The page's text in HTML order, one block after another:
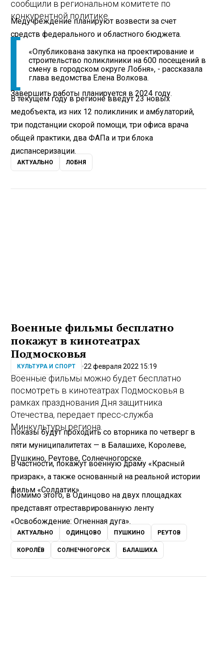
сообщили в региональном комитете по
конкурентной политике.
Медучреждение планируют возвести за счет
средств федерального и областного бюджета.
«Опубликована закупка на проектирование и
строительство поликлиники на 600 посещений в
смену в городском округе Лобня», - рассказала
глава ведомства Елена Волкова.
Завершить работы планируется в 2024 году.
В текущем году в регионе введут 23 новых
медобъекта, из них 12 поликлиник и амбулаторий,
три подстанции скорой помощи, три офиса врача
общей практики, два ФАПа и три блока
диспансеризации.
АКТУАЛЬНО ЛОБНЯ
Военные фильмы бесплатно
покажут в кинотеатрах
Подмосковья
КУЛЬТУРА И СПОРТ 22 февраля 2022 15:19
Военные фильмы можно будет бесплатно
посмотреть в кинотеатрах Подмосковья в
рамках празднования Дня защитника
Отечества, передает пресс-служба
Минкультуры региона.
Показы будут проходить со вторника по четверг в
пяти муниципалитетах — в Балашихе, Королеве,
Пушкино, Реутове, Солнечногорске.
В частности, покажут военную драму «Красный
призрак», а также основанный на реальной истории
фильм «Солдатик».
Помимо этого, в Одинцово на двух площадках
представят отреставрированную ленту
«Освобождение: Огненная дуга».
АКТУАЛЬНО ОДИНЦОВО ПУШКИНО РЕУТОВ
КОРОЛЁВ СОЛНЕЧНОГОРСК БАЛАШИХА